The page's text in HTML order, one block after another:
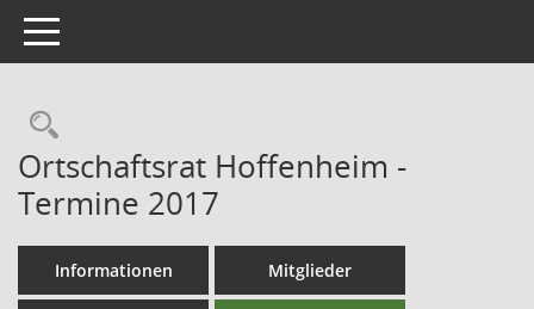
Toggle navigation
Ortschaftsrat Hoffenheim -
Termine 2017
Informationen Mitglieder